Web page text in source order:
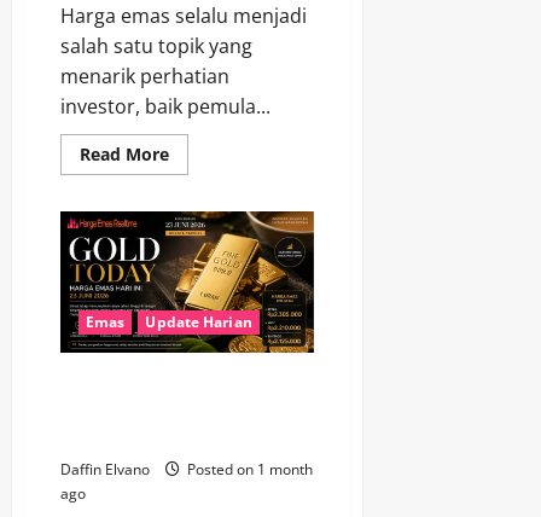
Harga emas selalu menjadi
salah satu topik yang
menarik perhatian
investor, baik pemula...
Read MoreRead
more
Ramai
Membahas
Harga
Emas
Hari
Ini,
Ada
Apa?
Emas Update Harian
Daffin Elvano
Posted on 1 month
ago